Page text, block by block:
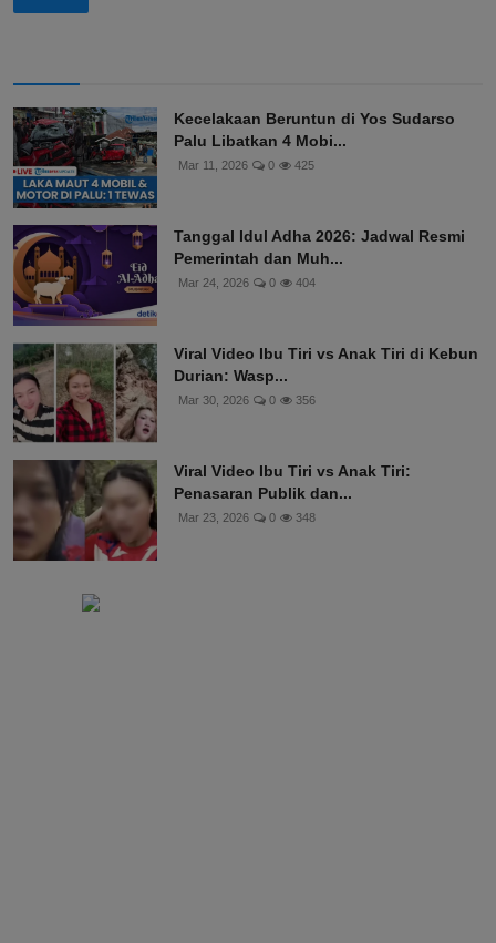
Kecelakaan Beruntun di Yos Sudarso
Palu Libatkan 4 Mobi...
Mar 11, 2026 0 425
Tanggal Idul Adha 2026: Jadwal Resmi
Pemerintah dan Muh...
Mar 24, 2026 0 404
Viral Video Ibu Tiri vs Anak Tiri di Kebun
Durian: Wasp...
Mar 30, 2026 0 356
Viral Video Ibu Tiri vs Anak Tiri:
Penasaran Publik dan...
Mar 23, 2026 0 348